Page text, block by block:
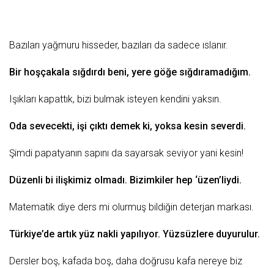
Bazıları yağmuru hisseder, bazıları da sadece ıslanır.
Bir hoşçakala sığdırdı beni, yere göğe sığdıramadığım.
Işıkları kapattık, bizi bulmak isteyen kendini yaksın.
Oda sevecekti, işi çıktı demek ki, yoksa kesin severdi.
Şimdi papatyanın sapını da sayarsak seviyor yani kesin!
Düzenli bi ilişkimiz olmadı. Bizimkiler hep ‘üzen’liydi.
Matematik diye ders mi olurmuş bildiğin deterjan markası.
Türkiye’de artık yüz nakli yapılıyor. Yüzsüzlere duyurulur.
Dersler boş, kafada boş, daha doğrusu kafa nereye biz